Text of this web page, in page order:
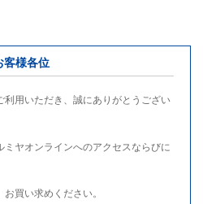
客様各位
利用いただき、誠にありがとうござい
ミヤオンラインへのアクセスならびに
買い求めください。